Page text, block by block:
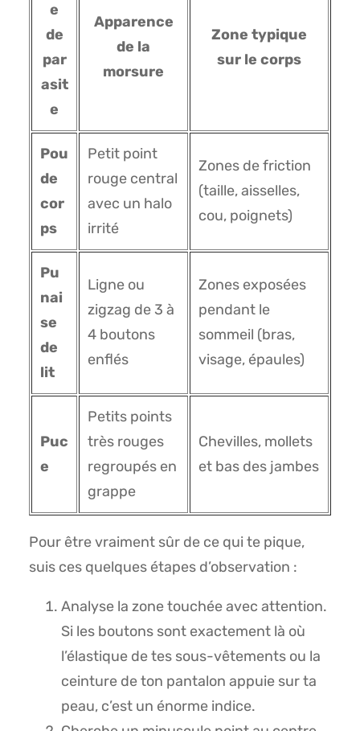
e
de
par
asit
e
Apparence
de la
morsure
Zone typique
sur le corps
Pou
de
cor
ps
Petit point
rouge central
avec un halo
irrité
Zones de friction
(taille, aisselles,
cou, poignets)
Pu
nai
se
de
lit
Ligne ou
zigzag de 3 à
4 boutons
enflés
Zones exposées
pendant le
sommeil (bras,
visage, épaules)
Puc
e
Petits points
très rouges
regroupés en
grappe
Chevilles, mollets
et bas des jambes
Pour être vraiment sûr de ce qui te pique,
suis ces quelques étapes d’observation :
Analyse la zone touchée avec attention.
Si les boutons sont exactement là où
l’élastique de tes sous-vêtements ou la
ceinture de ton pantalon appuie sur ta
peau, c’est un énorme indice.